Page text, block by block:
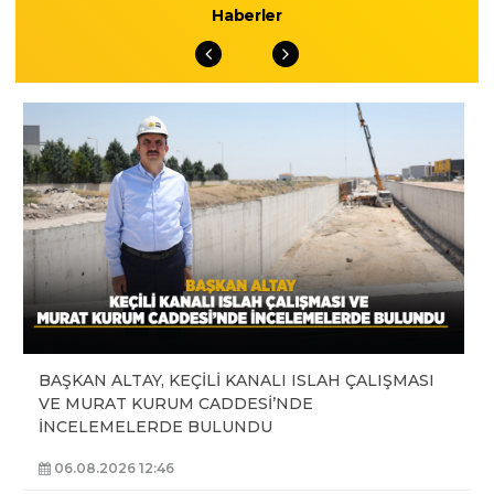
Haberler
BAŞKAN ALTAY, KEÇİLİ KANALI ISLAH ÇALIŞMASI
VE MURAT KURUM CADDESİ’NDE
İNCELEMELERDE BULUNDU
06.08.2026 12:46